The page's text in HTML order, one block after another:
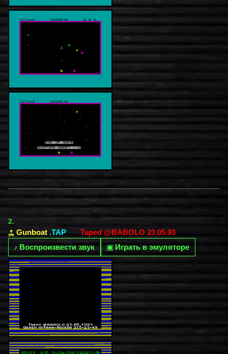
2.
Gunboat .TAP
Taped @BABOLO 23.05.93
♪Воспроизвести звук ▣Играть в эмуляторе